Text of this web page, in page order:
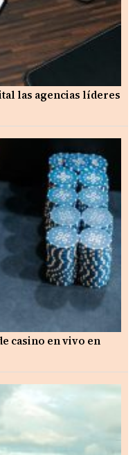
las agencias líderes
casino en vivo en